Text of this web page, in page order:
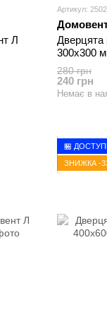
Л
Артикул:
Дверцята
300х300
280 грн
240 грн
Немає в
🏪
ЗНИЖКА -